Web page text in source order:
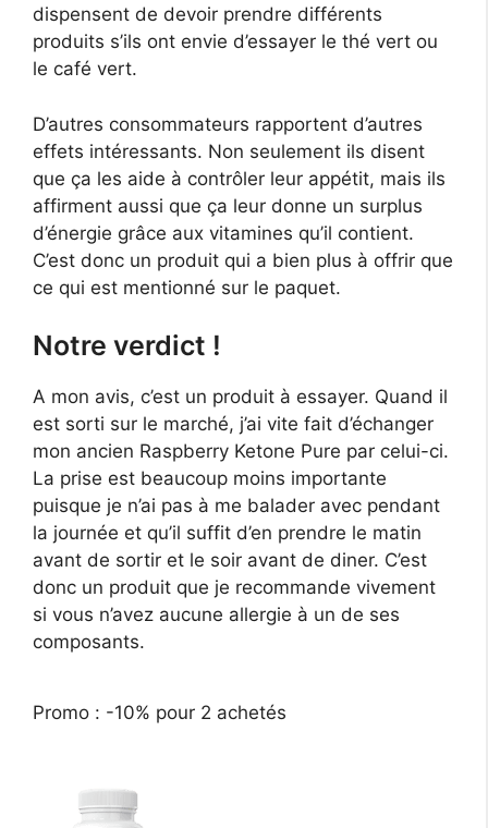
dispensent de devoir prendre différents
produits s’ils ont envie d’essayer le thé vert ou
le café vert.
D’autres consommateurs rapportent d’autres
effets intéressants. Non seulement ils disent
que ça les aide à contrôler leur appétit, mais ils
affirment aussi que ça leur donne un surplus
d’énergie grâce aux vitamines qu’il contient.
C’est donc un produit qui a bien plus à offrir que
ce qui est mentionné sur le paquet.
Notre verdict !
A mon avis, c’est un produit à essayer. Quand il
est sorti sur le marché, j’ai vite fait d’échanger
mon ancien Raspberry Ketone Pure par celui-ci.
La prise est beaucoup moins importante
puisque je n’ai pas à me balader avec pendant
la journée et qu’il suffit d’en prendre le matin
avant de sortir et le soir avant de diner. C’est
donc un produit que je recommande vivement
si vous n’avez aucune allergie à un de ses
composants.
Promo : -10% pour 2 achetés